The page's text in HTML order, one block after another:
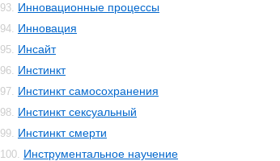
93. Инновационные процессы
94. Инновация
95. Инсайт
96. Инстинкт
97. Инстинкт самосохранения
98. Инстинкт сексуальный
99. Инстинкт смерти
100. Инструментальное научение